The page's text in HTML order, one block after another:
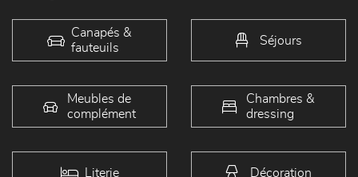
Canapés &
fauteuils
Séjours
Meubles de
complément
Chambres &
dressing
Literie Décoration